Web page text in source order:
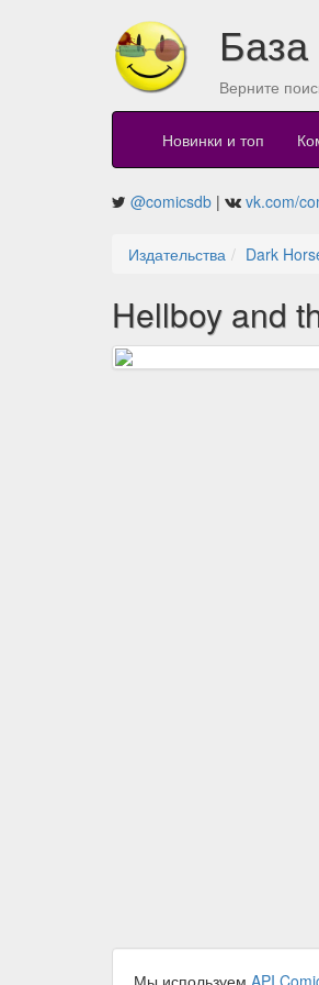
Верните
Новинки и топ
@comicsdb | vk.com/
Издательства Dark
Hellboy and